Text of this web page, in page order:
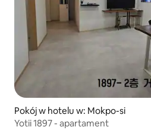
Pokój w hotelu w: Mokpo-si
Yotii 1897 - apartament